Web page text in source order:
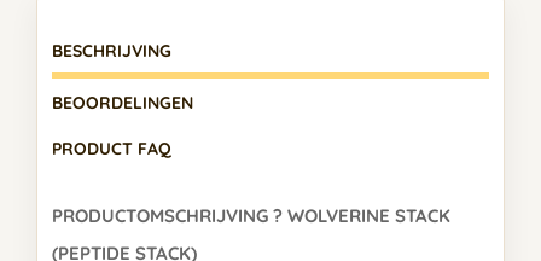
BESCHRIJVING
BEOORDELINGEN
PRODUCT FAQ
PRODUCTOMSCHRIJVING ? WOLVERINE STACK
(PEPTIDE STACK)